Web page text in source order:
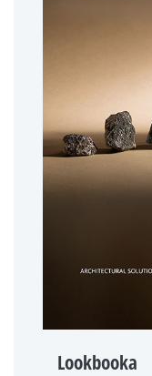
Lookbooka